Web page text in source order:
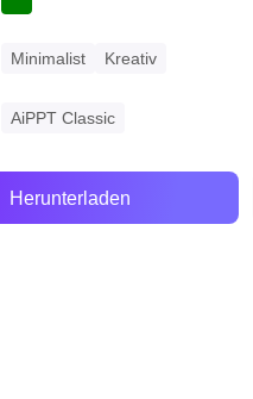
green
Minimalist Kreativ
AiPPT Classic
Herunterladen